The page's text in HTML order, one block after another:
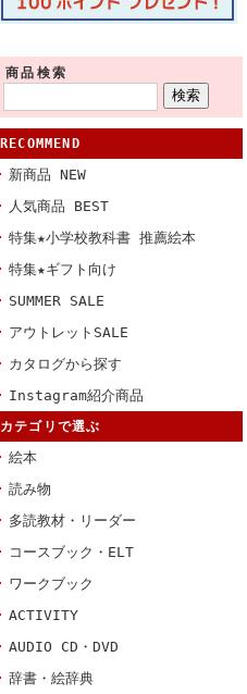
商品検索
RECOMMEND
新商品 NEW
人気商品 BEST
特集★小学校教科書 推薦絵本
特集★ギフト向け
SUMMER SALE
アウトレットSALE
カタログから探す
Instagram紹介商品
カテゴリで選ぶ
絵本
読み物
多読教材・リーダー
コースブック・ELT
ワークブック
ACTIVITY
AUDIO CD・DVD
辞書・絵辞典